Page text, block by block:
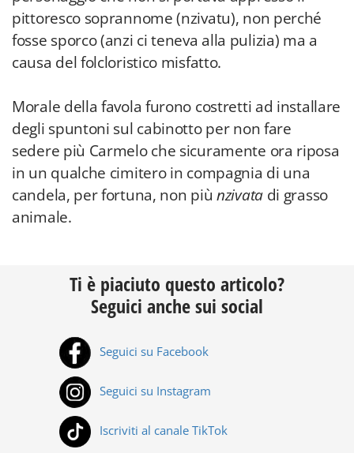
pittoresco soprannome (nzivatu), non perché
fosse sporco (anzi ci teneva alla pulizia) ma a
causa del folcloristico misfatto.
Morale della favola furono costretti ad installare
degli spuntoni sul cabinotto per non fare
sedere più Carmelo che sicuramente ora riposa
in un qualche cimitero in compagnia di una
candela, per fortuna, non più nzivata di grasso
animale.
Ti è piaciuto questo articolo?
Seguici anche sui social
Seguici su Facebook
Seguici su Instagram
Iscriviti al canale TikTok